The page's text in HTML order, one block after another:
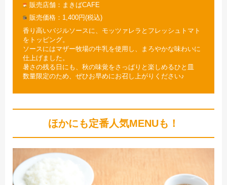
販売店舗
まきばCAFE
販売価格
1,400円(税込)
香り高いバジルソースに、モッツァレラとフレッシュトマト
をトッピング。
ソースにはマザー牧場の牛乳を使用し、まろやかな味わいに
仕上げました。
暑さの残る日にも、秋の味覚をさっぱりと楽しめるひと皿
数量限定のため、ぜひお早めにお召し上がりください♪
ほかにも定番人気MENUも！